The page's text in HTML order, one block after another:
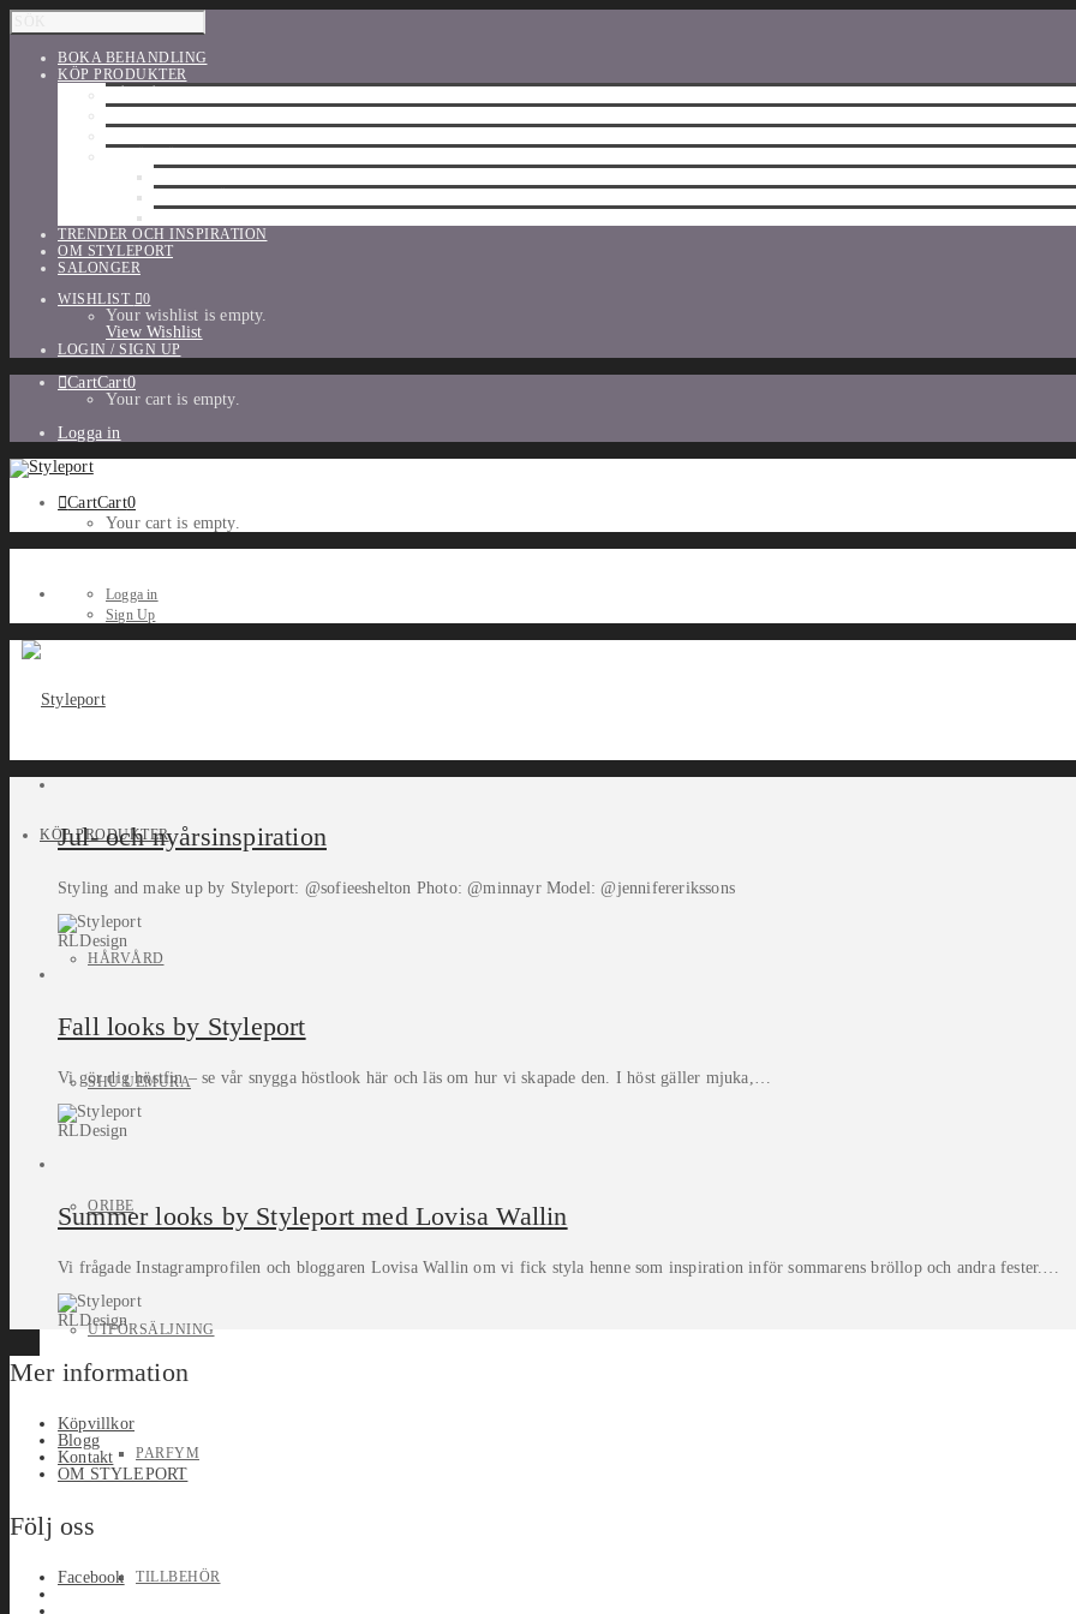
BOKA BEHANDLING
KÖP PRODUKTER
TRENDER OCH INSPIRATION
OM STYLEPORT
SALONGER
WISHLIST
0
Your wishlist is empty.
View Wishlist
LOGIN / SIGN UP
CartCart0
Your cart is empty.
Logga in
CartCart0
Your cart is empty.
Logga in
Sign Up
KÖP PRODUKTER
HÅRVÅRD
SHU UEMURA
ORIBE
UTFÖRSÄLJNING
PARFYM
TILLBEHÖR
Jul- och nyårsinspiration
Styling and make up by Styleport: @sofieeshelton Photo: @minnayr Model: @jennifererikssons
RLDesign
Fall looks by Styleport
Vi gör dig höstfin – se vår snygga höstlook här och läs om hur vi skapade den. I höst gäller mjuka,…
RLDesign
Summer looks by Styleport med Lovisa Wallin
Vi frågade Instagramprofilen och bloggaren Lovisa Wallin om vi fick styla henne som inspiration inför sommarens bröllop och andra fester.…
RLDesign
Mer information
Köpvillkor
Blogg
Kontakt
OM STYLEPORT
Följ oss
Facebook